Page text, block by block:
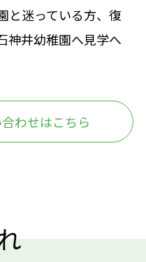
と迷っている方、復
神井幼稚園へ見学へ
わせはこちら